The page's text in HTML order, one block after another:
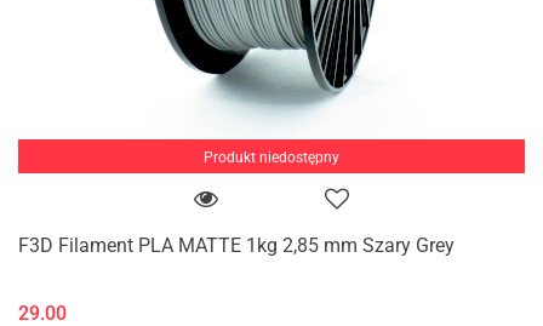
Produkt niedostępny
F3D Filament PLA MATTE 1kg 2,85 mm Szary Grey
29.00